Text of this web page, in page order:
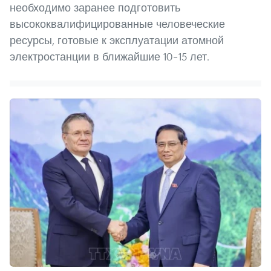
необходимо заранее подготовить
высококвалифицированные человеческие
ресурсы, готовые к эксплуатации атомной
электростанции в ближайшие 10–15 лет.